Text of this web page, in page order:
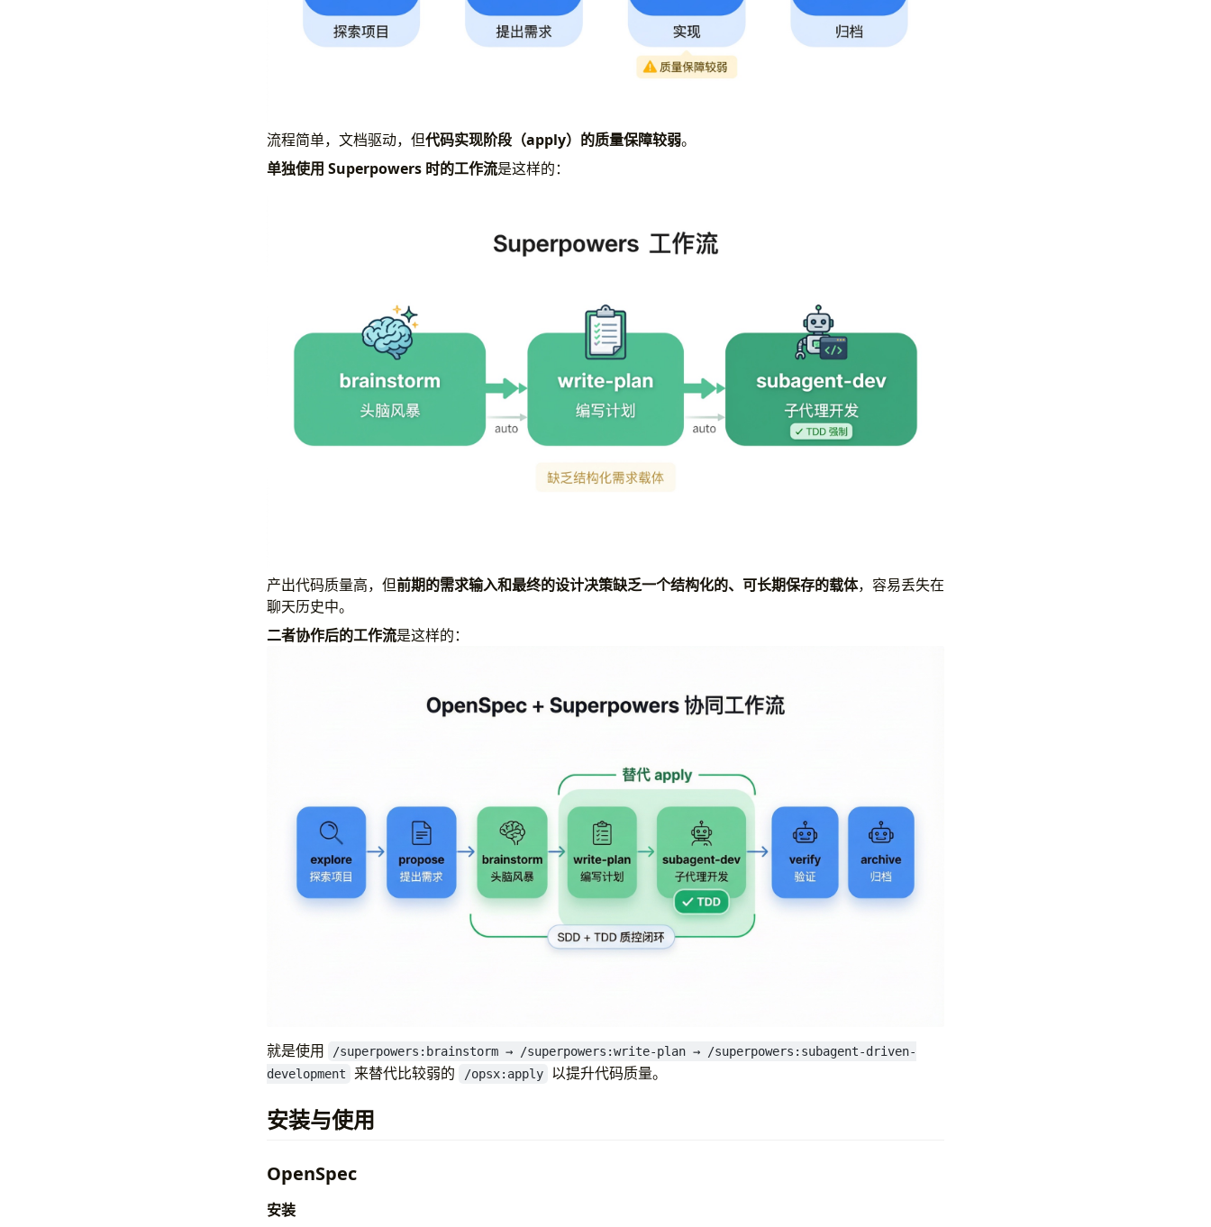
流程简单，文档驱动，但代码实现阶段（apply）的质量保障较弱。
单独使用 Superpowers 时的工作流是这样的：
产出代码质量高，但前期的需求输入和最终的设计决策缺乏一个结构化的、可长期保存的载体，容易丢失在
聊天历史中。
二者协作后的工作流是这样的：
就是使用
/superpowers:brainstorm → /superpowers:write-plan → /superpowers:subagent-driven-
development
来替代比较弱的 /opsx:apply 以提升代码质量。
安装与使用
OpenSpec
安装